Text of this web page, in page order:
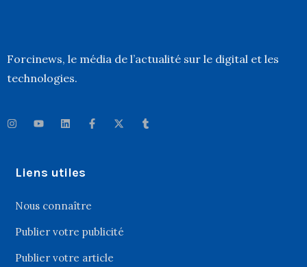
Forcinews, le média de l’actualité sur le digital et les
technologies.
Liens utiles
Nous connaître
Publier votre publicité
Publier votre article